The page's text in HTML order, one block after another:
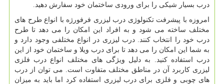
درب بسیار شیکی را برای ورودی ساختمان خود سفارش دهید.
امروزه با پیشرفت تکنولوژی درب لیزری فرفورژه با انواع طرح های
مختلف ساخته می شود و به افراد این امکان را می دهد تا طرح
درب خود را انتخاب کنند. درب لیزری در انواع مختلفی وجود دارد و
به شما این امکان را می دهد تا برای درب ویلا و ساختمان خود از این
درب استفاده کنید. به دلیل ویژگی های مختلف انواع درب فلزی
لیزری کاربرد آن در مناطق مختلف متفاوت است. می توان از درب
های چوبی و فلزی برای درب لیزری استفاده کرد اما باید به میزان